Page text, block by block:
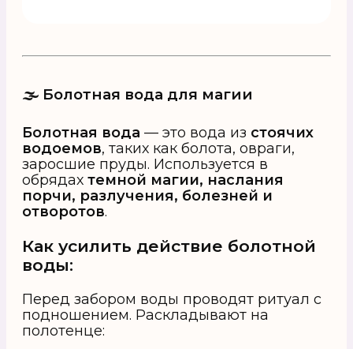
🌫 Болотная вода для магии
Болотная вода — это вода из стоячих
водоемов, таких как болота, овраги,
заросшие пруды. Используется в
обрядах темной магии, наслания
порчи, разлучения, болезней и
отворотов.
Как усилить действие болотной
воды:
Перед забором воды проводят ритуал с
подношением. Раскладывают на
полотенце: